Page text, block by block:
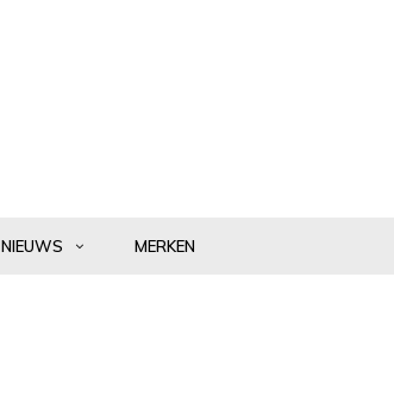
NIEUWS MERKEN